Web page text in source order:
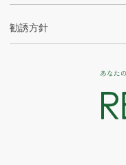
勧誘方針